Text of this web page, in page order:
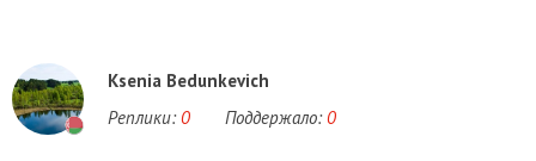
Ksenia Bedunkevich
Реплики: 0 Поддержало: 0